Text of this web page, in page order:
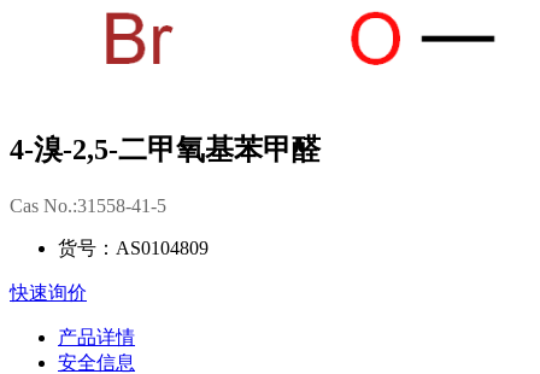
4-溴-2,5-二甲氧基苯甲醛
Cas No.:31558-41-5
货号：AS0104809
快速询价
产品详情
安全信息